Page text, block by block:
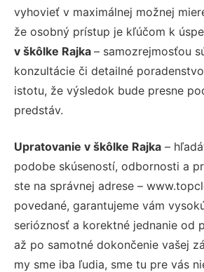
vyhovieť v maximálnej možnej
že osobný prístup je kľúčom k
v škôlke Rajka – samozrejmosťou
konzultácie či detailné
istotu, že výsledok bude presne
predstáv.
Upratovanie v škôlke Rajka –
podobe skúseností, odbornosti a
ste na správnej adrese –
povedané, garantujeme vám
serióznosť a korektné jednanie od
až po samotné dokončenie vašej
my sme iba ľudia, sme tu pre vás